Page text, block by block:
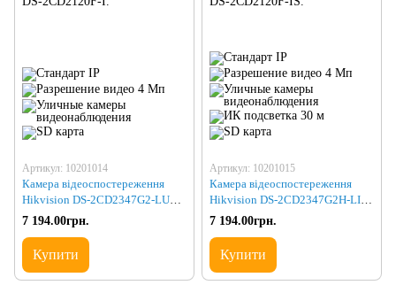
Артикул: 10201014
Камера відеоспостереження
Hikvision DS-2CD2347G2-LU
(2.8)
7 194.00грн.
Купити
Артикул: 10201015
Камера відеоспостереження
Hikvision DS-2CD2347G2H-LIU
(eF) (2.8) BLACK
7 194.00грн.
Купити